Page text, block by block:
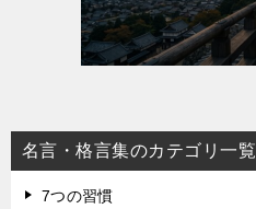
名言・格言集のカテゴリ一覧
7つの習慣